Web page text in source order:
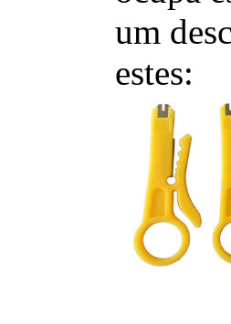
um
estes: